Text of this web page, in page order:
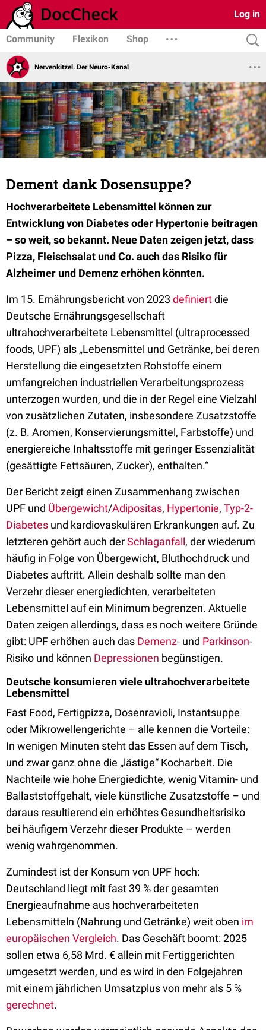
Log in
Community Flexikon Shop
Nervenkitzel. Der Neuro-Kanal
Dement dank Dosensuppe?
Hochverarbeitete Lebensmittel können zur
Entwicklung von Diabetes oder Hypertonie beitragen
– so weit, so bekannt. Neue Daten zeigen jetzt, dass
Pizza, Fleischsalat und Co. auch das Risiko für
Alzheimer und Demenz erhöhen könnten.
Im 15. Ernährungsbericht von 2023 definiertdie
Deutsche Ernährungsgesellschaft
ultrahochverarbeitete Lebensmittel (ultraprocessed
foods, UPF) als „Lebensmittel und Getränke, bei deren
Herstellung die eingesetzten Rohstoffe einem
umfangreichen industriellen Verarbeitungsprozess
unterzogen wurden, und die in der Regel eine Vielzahl
von zusätzlichen Zutaten, insbesondere Zusatzstoffe
(z. B. Aromen, Konservierungsmittel, Farbstoffe) und
energiereiche Inhaltsstoffe mit geringer Essenzialität
(gesättigte Fettsäuren, Zucker), enthalten.“
Der Bericht zeigt einen Zusammenhang zwischen
UPF und Übergewicht/Adipositas, Hypertonie, Typ-2-
Diabetes und kardiovaskulären Erkrankungen auf. Zu
letzteren gehört auch derSchlaganfall, der wiederum
häufig in Folge von Übergewicht, Bluthochdruck und
Diabetes auftritt. Allein deshalb sollte man den
Verzehr dieser energiedichten, verarbeiteten
Lebensmittel auf ein Minimum begrenzen. Aktuelle
Daten zeigen allerdings, dass es noch weitere Gründe
gibt: UPF erhöhen auch das Demenz- und Parkinson-
Risiko und können Depressionen begünstigen.
Deutsche konsumieren viele ultrahochverarbeitete
Lebensmittel
Fast Food, Fertigpizza, Dosenravioli, Instantsuppe
oder Mikrowellengerichte – alle kennen die Vorteile:
In wenigen Minuten steht das Essen auf dem Tisch,
und zwar ganz ohne die „lästige“ Kocharbeit. Die
Nachteile wie hohe Energiedichte, wenig Vitamin- und
Ballaststoffgehalt, viele künstliche Zusatzstoffe – und
daraus resultierend ein erhöhtes Gesundheitsrisiko
bei häufigem Verzehr dieser Produkte – werden
wenig wahrgenommen.
Zumindest ist der Konsum von UPF hoch:
Deutschland liegt mit fast 39 % der gesamten
Energieaufnahme aus hochverarbeiteten
Lebensmitteln (Nahrung und Getränke) weit oben im
europäischen Vergleich. Das Geschäft boomt: 2025
sollen etwa 6,58 Mrd. € allein mit Fertiggerichten
umgesetzt werden, und es wird in den Folgejahren
mit einem jährlichen Umsatzplus von mehr als 5 %
gerechnet.